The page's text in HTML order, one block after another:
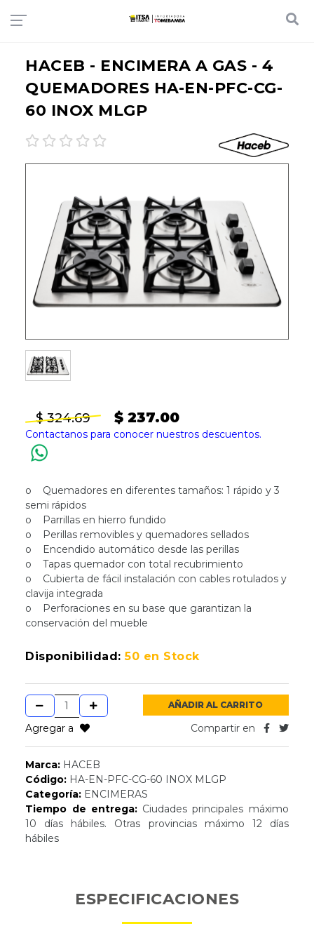
HACEB - ENCIMERA A GAS - 4
QUEMADORES HA-EN-PFC-CG-
60 INOX MLGP
$ 324.69 $ 237.00
Contactanos para conocer nuestros descuentos.
o Quemadores en diferentes tamaños: 1 rápido y 3
semi rápidos
o Parrillas en hierro fundido
o Perillas removibles y quemadores sellados
o Encendido automático desde las perillas
o Tapas quemador con total recubrimiento
o Cubierta de fácil instalación con cables rotulados y
clavija integrada
o Perforaciones en su base que garantizan la
conservación del mueble
Disponibilidad:50 en Stock
AÑADIR AL CARRITO
Agregar a Compartir en
Marca: HACEB
Código: HA-EN-PFC-CG-60 INOX MLGP
Categoría: ENCIMERAS
Tiempo de entrega:Ciudades principales máximo
10 días hábiles. Otras provincias máximo 12 días
hábiles
ESPECIFICACIONES